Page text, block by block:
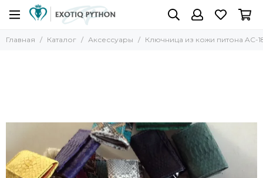
Главная Каталог Аксессуары Ключница из кожи питона AC-